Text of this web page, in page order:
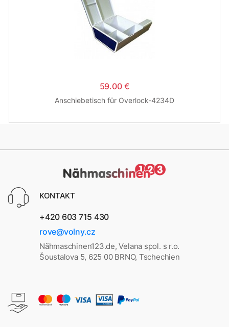
59.00 €
Anschiebetisch für Overlock-4234D
KONTAKT
+420 603 715 430
rove@volny.cz
Nähmaschinen123.de, Velana spol. s r.o.
Šoustalova 5, 625 00 BRNO, Tschechien